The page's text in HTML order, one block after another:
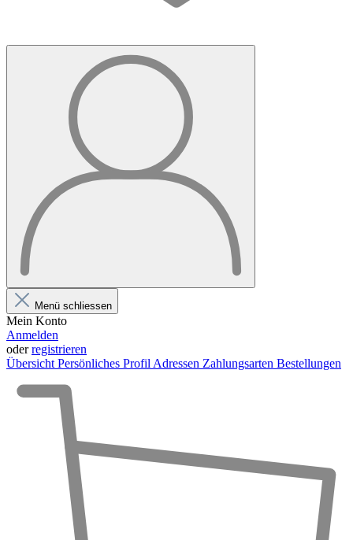
Menü schliessen
Mein Konto
Anmelden
oderregistrieren
Übersicht Persönliches Profil Adressen Zahlungsarten Bestellungen